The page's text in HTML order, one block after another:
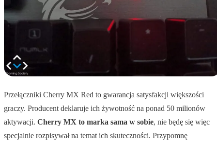
Przełączniki Cherry MX Red to gwarancja satysfakcji większości
graczy. Producent deklaruje ich żywotność na ponad 50 milionów
aktywacji. Cherry MX to marka sama w sobie, nie będę się więc
specjalnie rozpisywał na temat ich skuteczności. Przypomnę